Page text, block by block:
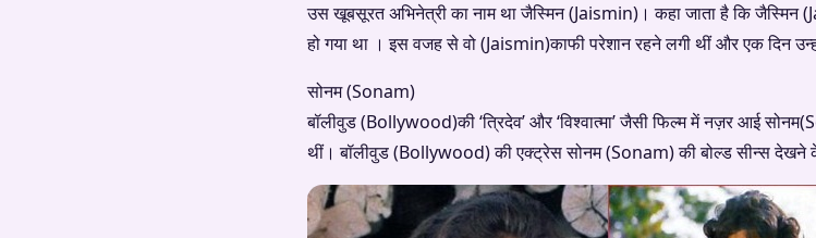
उस खूबसूरत अभिनेत्री का नाम था जैस्मिन (Jaismin)। कहा जाता है कि जैस्मिन
हो गया था । इस वजह से वो (Jaismin)काफी परेशान रहने लगी थीं और एक दिन
सोनम (Sonam)
बॉलीवुड (Bollywood)की ‘त्रिदेव’ और ‘विश्वात्मा’ जैसी फिल्म में नज़र आई
थीं। बॉलीवुड (Bollywood) की एक्ट्रेस सोनम (Sonam) की बोल्ड सीन्स